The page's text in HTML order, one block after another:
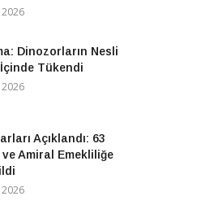
Dinozorların Nesli
Tükendi
Açıklandı: 63
Amiral Emekliliğe